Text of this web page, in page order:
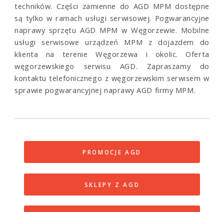
techników. Części zamienne do AGD MPM dostępne
są tylko w ramach usługi serwisowej. Pogwarancyjne
naprawy sprzętu AGD MPM w Węgorzewie. Mobilne
usługi serwisowe urządzeń MPM z dojazdem do
klienta na terenie Węgorzewa i okolic. Oferta
węgorzewskiego serwisu AGD. Zapraszamy do
kontaktu telefonicznego z węgorzewskim serwisem w
sprawie pogwarancyjnej naprawy AGD firmy MPM.
PROMOCJE AGD
SKLEPY Z AGD